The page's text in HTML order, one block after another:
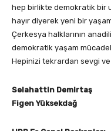
hep birlikte demokratik bir
hayır diyerek yeni bir
Çerkesya halklarının
demokratik yaşam
Hepinizi tekrardan sevgi ve
Selahattin Demirtaş
Figen Yüksekdağ